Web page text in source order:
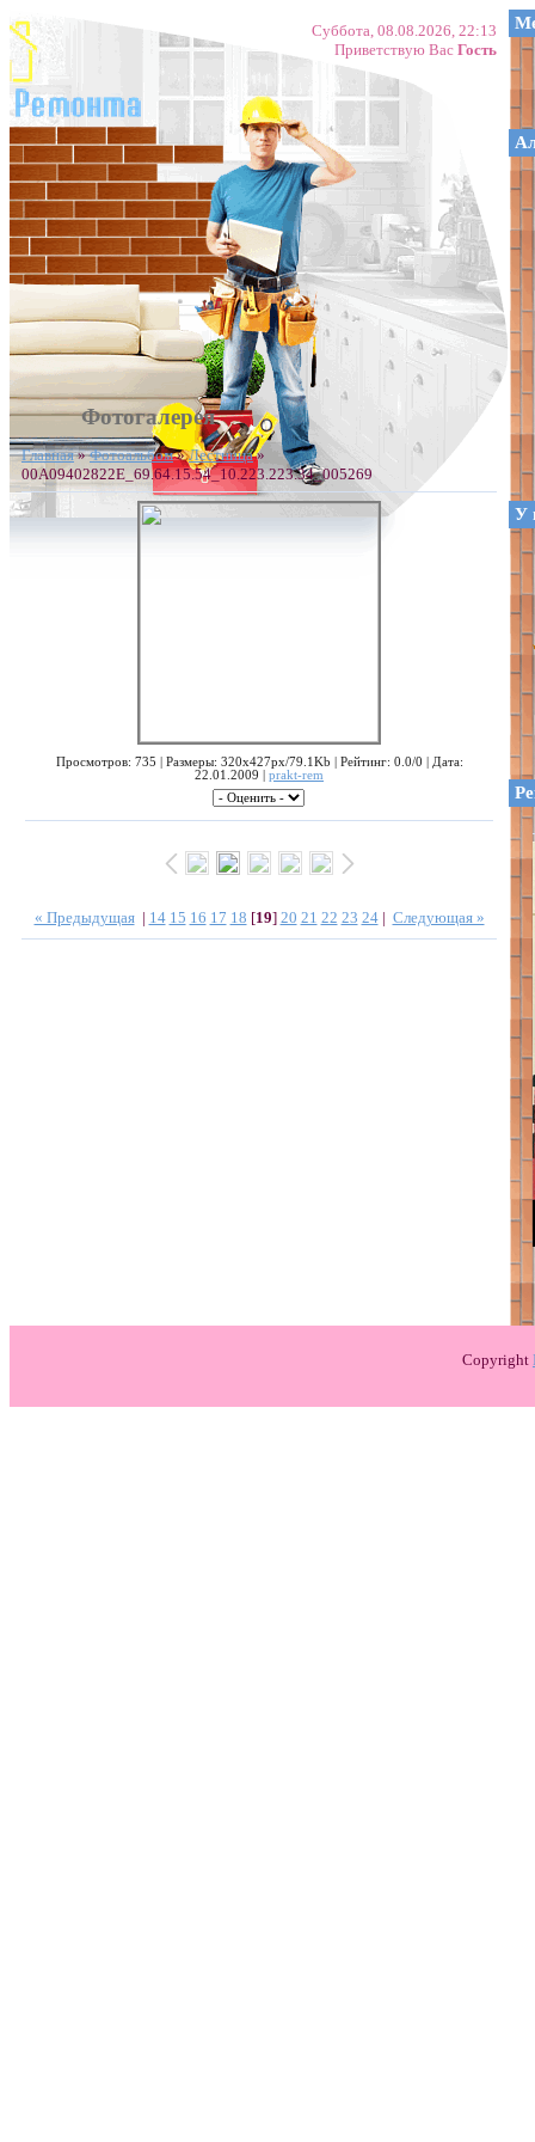
Суббота, 08.08.2026, 22:13
Приветствую Вас Гость
Фотогалерея
Главная»Фотоальбом»Лестница»
00A09402822E_69.64.15.54_10.223.223.34_005269
Просмотров: 735 | Размеры: 320x427px/79.1Kb | Рейтинг: 0.0/0 | Дата:
22.01.2009 | prakt-rem
« Предыдущая| 14 15 16 17 18 [19] 20 21 22 23 24| Следующая »
У
Copyright